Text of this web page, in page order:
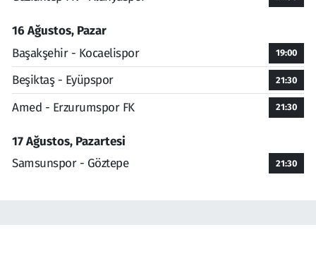
16 Ağustos, Pazar
Başakşehir - Kocaelispor
19:00
Beşiktaş - Eyüpspor 21:30
Amed - Erzurumspor FK 21:30
17 Ağustos, Pazartesi
Samsunspor - Göztepe
21:30